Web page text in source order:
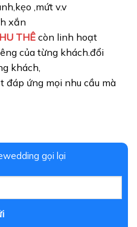
,mứt v.v
xắn
THÊcòn linh hoạt
của từng khách.đổi
khách,
đáp ứng mọi nhu cầu mà
gọi lại